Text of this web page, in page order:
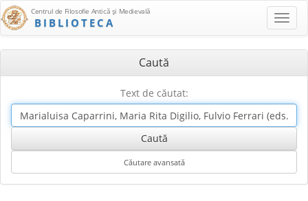
Centrul de Filosofie Antică şi Medievală
BIBLIOTECA
Caută
Text de căutat: